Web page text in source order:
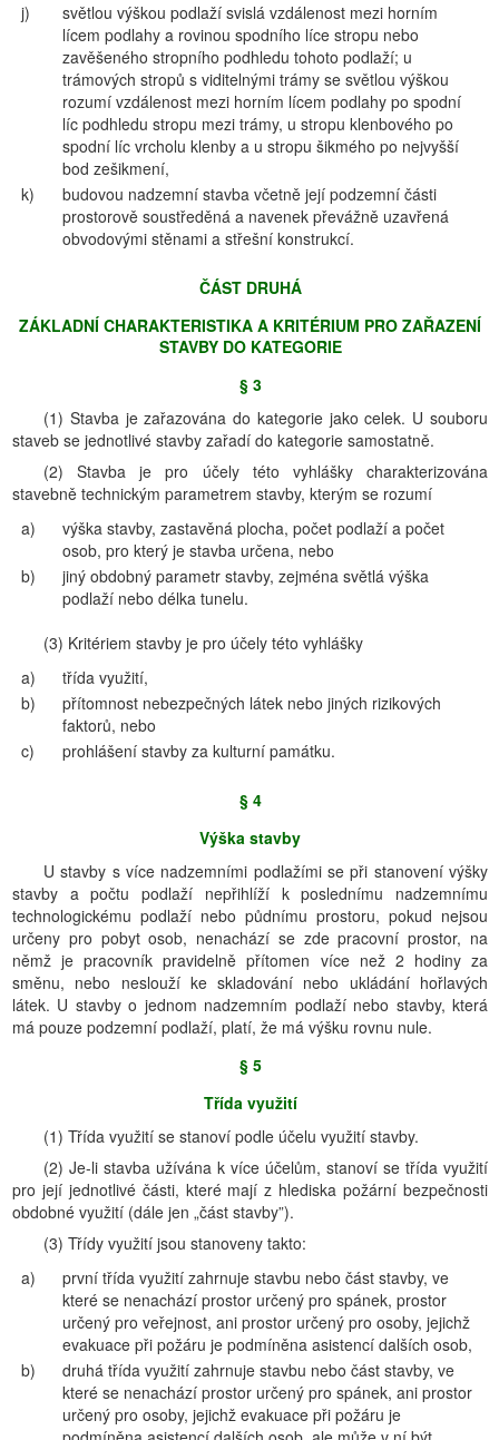
j)
světlou výškou podlaží svislá vzdálenost mezi horním
lícem podlahy a rovinou spodního líce stropu nebo
zavěšeného stropního podhledu tohoto podlaží; u
trámových stropů s viditelnými trámy se světlou výškou
rozumí vzdálenost mezi horním lícem podlahy po spodní
líc podhledu stropu mezi trámy, u stropu klenbového po
spodní líc vrcholu klenby a u stropu šikmého po nejvyšší
bod zešikmení,
k)
budovou nadzemní stavba včetně její podzemní části
prostorově soustředěná a navenek převážně uzavřená
obvodovými stěnami a střešní konstrukcí.
ČÁST DRUHÁ
ZÁKLADNÍ CHARAKTERISTIKA A KRITÉRIUM PRO ZAŘAZENÍ
STAVBY DO KATEGORIE
§ 3
(1) Stavba je zařazována do kategorie jako celek. U souboru
staveb se jednotlivé stavby zařadí do kategorie samostatně.
(2) Stavba je pro účely této vyhlášky charakterizována
stavebně technickým parametrem stavby, kterým se rozumí
a)
výška stavby, zastavěná plocha, počet podlaží a počet
osob, pro který je stavba určena, nebo
b)
jiný obdobný parametr stavby, zejména světlá výška
podlaží nebo délka tunelu.
(3) Kritériem stavby je pro účely této vyhlášky
a)
třída využití,
b)
přítomnost nebezpečných látek nebo jiných rizikových
faktorů, nebo
c)
prohlášení stavby za kulturní památku.
§ 4
Výška stavby
U stavby s více nadzemními podlažími se při stanovení výšky
stavby a počtu podlaží nepřihlíží k poslednímu nadzemnímu
technologickému podlaží nebo půdnímu prostoru, pokud nejsou
určeny pro pobyt osob, nenachází se zde pracovní prostor, na
němž je pracovník pravidelně přítomen více než 2 hodiny za
směnu, nebo neslouží ke skladování nebo ukládání hořlavých
látek. U stavby o jednom nadzemním podlaží nebo stavby, která
má pouze podzemní podlaží, platí, že má výšku rovnu nule.
§ 5
Třída využití
(1) Třída využití se stanoví podle účelu využití stavby.
(2) Je-li stavba užívána k více účelům, stanoví se třída využití
pro její jednotlivé části, které mají z hlediska požární bezpečnosti
obdobné využití (dále jen „část stavby”).
(3) Třídy využití jsou stanoveny takto:
a)
první třída využití zahrnuje stavbu nebo část stavby, ve
které se nenachází prostor určený pro spánek, prostor
určený pro veřejnost, ani prostor určený pro osoby, jejichž
evakuace při požáru je podmíněna asistencí dalších osob,
b)
druhá třída využití zahrnuje stavbu nebo část stavby, ve
které se nenachází prostor určený pro spánek, ani prostor
určený pro osoby, jejichž evakuace při požáru je